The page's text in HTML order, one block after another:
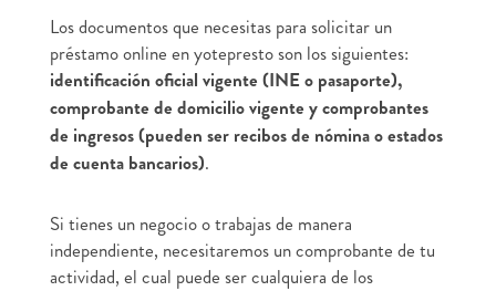
Los documentos que necesitas para solicitar un
préstamo online en yotepresto son los siguientes:
identificación oficial vigente (INE o pasaporte),
comprobante de domicilio vigente y comprobantes
de ingresos (pueden ser recibos de nómina o estados
de cuenta bancarios).
Si tienes un negocio o trabajas de manera
independiente, necesitaremos un comprobante de tu
actividad, el cual puede ser cualquiera de los